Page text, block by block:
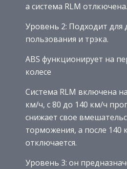
а система RLM отлкючена.
Уровень 2: Подходит для
пользования и трэка.
ABS функционирует на
колесе
Система RLM включена
км/ч, с 80 до 140 км/ч
снижает свое
торможения, а после 140
отключается.
Уровень 3: он